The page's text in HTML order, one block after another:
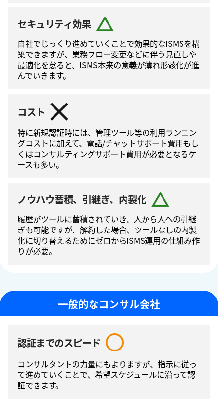
セキュリティ効果
自社でじっくり進めていくことで効果的なISMSを構
築できますが、業務フロー変更などに伴う⾒直しや
最適化を怠ると、ISMS本来の意義が薄れ形骸化が進
んでいきます。
コスト
特に新規認証時には、管理ツール等の利⽤ランニン
グコストに加えて、電話/チャットサポート費⽤もし
くはコンサルティングサポート費⽤が必要となるケ
ースも多い。
ノウハウ蓄積、引継ぎ、内製化
履歴がツールに蓄積されていき、人から人への引継
ぎも可能ですが、解約した場合、ツールなしの内製
化に切り替えるためにゼロからISMS運⽤の仕組み作
りが必要。
一般的なコンサル会社
認証までのスピード
コンサルタントの⼒量にもよりますが、指⽰に従っ
て進めていくことで、希望スケジュールに沿って認
証できます。